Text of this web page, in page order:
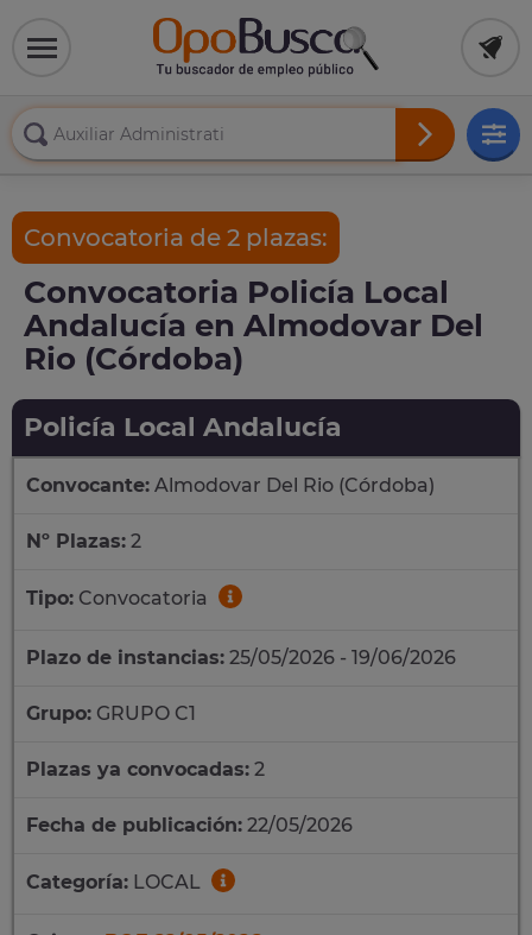
Convocatoria de 2 plazas:
Convocatoria Policía Local
Andalucía en Almodovar Del
Rio (Córdoba)
Policía Local Andalucía
Convocante: Almodovar Del Rio (Córdoba)
Nº Plazas: 2
Tipo: Convocatoria
Plazo de instancias: 25/05/2026 - 19/06/2026
Grupo: GRUPO C1
Plazas ya convocadas: 2
Fecha de publicación: 22/05/2026
Categoría: LOCAL